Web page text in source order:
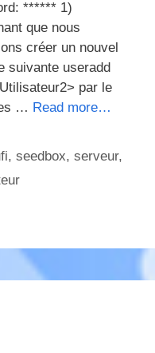
****** 1)
que nous
créer un nouvel
suivante useradd
par le
… Read more…
,seedbox,serveur,